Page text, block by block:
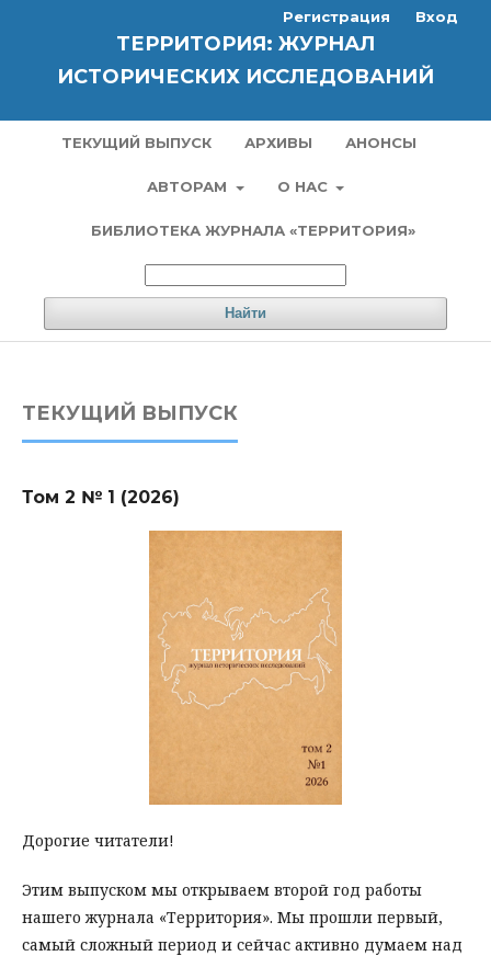
ТЕРРИТОРИЯ: ЖУРНАЛ
ИСТОРИЧЕСКИХ ИССЛЕДОВАНИЙ
ТЕКУЩИЙ ВЫПУСК АРХИВЫ АНОНСЫ
АВТОРАМ О НАС
БИБЛИОТЕКА ЖУРНАЛА «ТЕРРИТОРИЯ»
Найти
Регистрация Вход
ТЕКУЩИЙ ВЫПУСК
Том 2 № 1 (2026)
Дорогие читатели!
Этим выпуском мы открываем второй год работы
нашего журнала «Территория». Мы прошли первый,
самый сложный период и сейчас активно думаем над